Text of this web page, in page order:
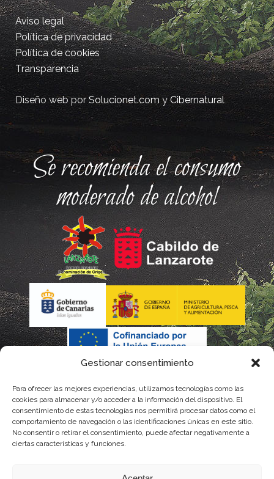
Gestionar consentimiento
Para ofrecer las mejores experiencias, utilizamos tecnologías como las
cookies para almacenar y/o acceder a la información del dispositivo. El
consentimiento de estas tecnologías nos permitirá procesar datos como el
comportamiento de navegación o las identificaciones únicas en este sitio.
No consentir o retirar el consentimiento, puede afectar negativamente a
ciertas características y funciones.
Aviso legal
Política de privacidad
Política de cookies
Transparencia
Diseño web porSolucionet.comyCibernatural
Se recomienda el consumo
moderado de alcohol
La gestión de la DOP Lanzarote realizada por este Consejo
Regulador es financiada, parcialmente, por el Gobierno de
Canarias